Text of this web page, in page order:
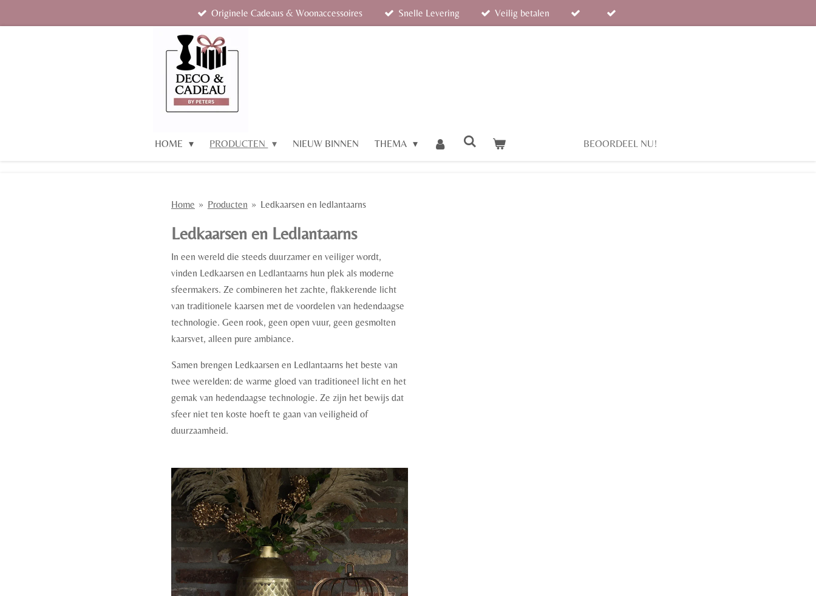
Originele Cadeaus & Woonaccessoires Snelle Levering Veilig betalen
HOME PRODUCTEN NIEUW BINNEN THEMA BEOORDEEL NU!
Home » Producten » Ledkaarsen en ledlantaarns
Ledkaarsen en Ledlantaarns
In een wereld die steeds duurzamer en veiliger wordt,
vinden Ledkaarsen en Ledlantaarns hun plek als moderne
sfeermakers. Ze combineren het zachte, flakkerende licht
van traditionele kaarsen met de voordelen van hedendaagse
technologie. Geen rook, geen open vuur, geen gesmolten
kaarsvet, alleen pure ambiance.
Samen brengen Ledkaarsen en Ledlantaarns het beste van
twee werelden: de warme gloed van traditioneel licht en het
gemak van hedendaagse technologie. Ze zijn het bewijs dat
sfeer niet ten koste hoeft te gaan van veiligheid of
duurzaamheid.